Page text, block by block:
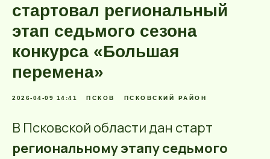
стартовал региональный
этап седьмого сезона
конкурса «Большая
перемена»
2026-04-09 14:41 ПСКОВ ПСКОВСКИЙ РАЙОН
В Псковской области дан старт
региональному этапу седьмого